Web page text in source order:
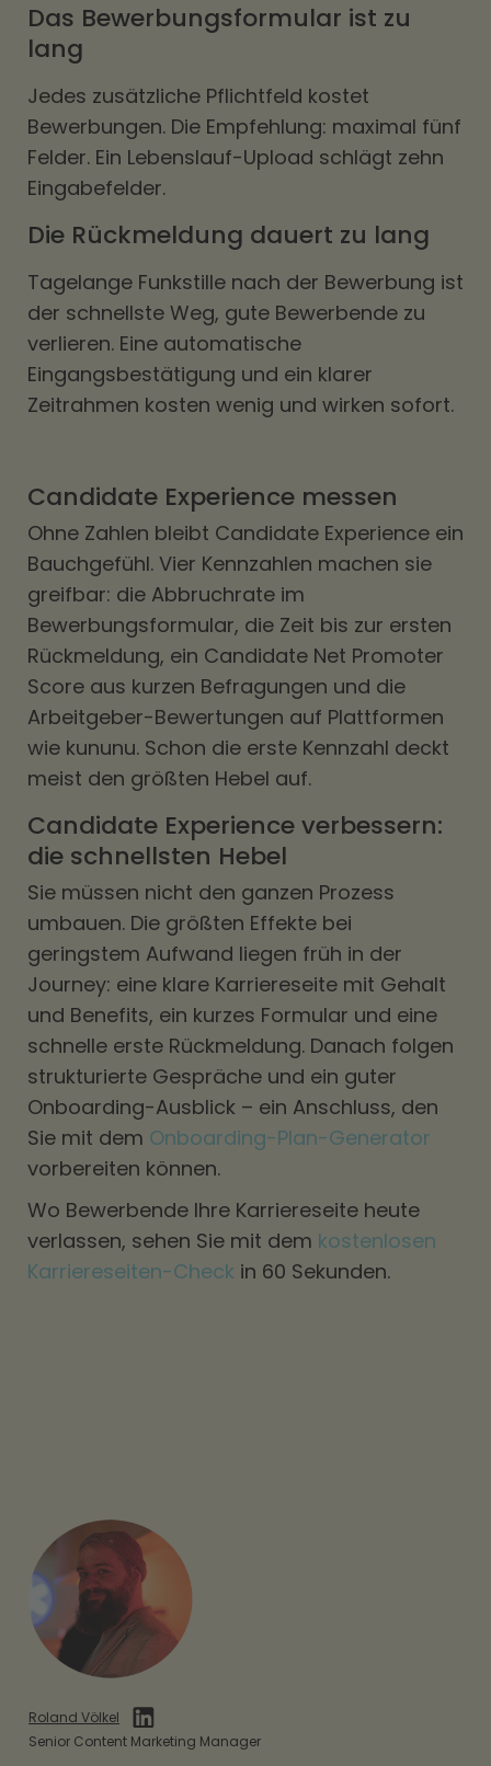
Das Bewerbungsformular ist zu
lang
Jedes zusätzliche Pflichtfeld kostet
Bewerbungen. Die Empfehlung: maximal fünf
Felder. Ein Lebenslauf-Upload schlägt zehn
Eingabefelder.
Die Rückmeldung dauert zu lang
Tagelange Funkstille nach der Bewerbung ist
der schnellste Weg, gute Bewerbende zu
verlieren. Eine automatische
Eingangsbestätigung und ein klarer
Zeitrahmen kosten wenig und wirken sofort.
Candidate Experience messen
Ohne Zahlen bleibt Candidate Experience ein
Bauchgefühl. Vier Kennzahlen machen sie
greifbar: die Abbruchrate im
Bewerbungsformular, die Zeit bis zur ersten
Rückmeldung, ein Candidate Net Promoter
Score aus kurzen Befragungen und die
Arbeitgeber-Bewertungen auf Plattformen
wie kununu. Schon die erste Kennzahl deckt
meist den größten Hebel auf.
Candidate Experience verbessern:
die schnellsten Hebel
Sie müssen nicht den ganzen Prozess
umbauen. Die größten Effekte bei
geringstem Aufwand liegen früh in der
Journey: eine klare Karriereseite mit Gehalt
und Benefits, ein kurzes Formular und eine
schnelle erste Rückmeldung. Danach folgen
strukturierte Gespräche und ein guter
Onboarding-Ausblick – ein Anschluss, den
Sie mit dem Onboarding-Plan-Generator
vorbereiten können.
Wo Bewerbende Ihre Karriereseite heute
verlassen, sehen Sie mit dem kostenlosen
Karriereseiten-Check in 60 Sekunden.
Roland Völkel
Senior Content Marketing Manager